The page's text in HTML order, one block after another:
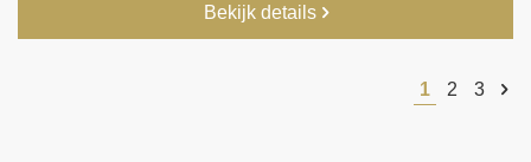
Bekijk details
1 2 3